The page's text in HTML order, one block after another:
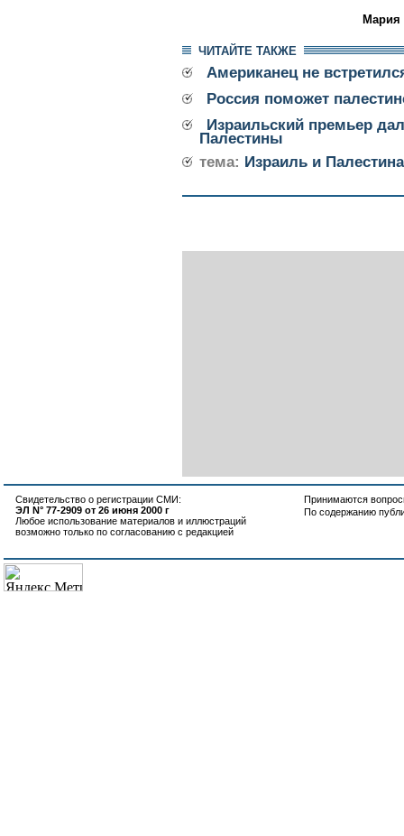
ЧИТАЙТЕ ТАКЖЕ
Американец не
Россия поможет
Израильский премьер
Палестины
тема: Израиль и Палестина
Свидетельство о регистрации СМИ:
ЭЛ N° 77-2909 от 26 июня 2000 г
Любое использование материалов и иллюстраций
возможно только по согласованию с редакцией
Принимаются
По содержанию